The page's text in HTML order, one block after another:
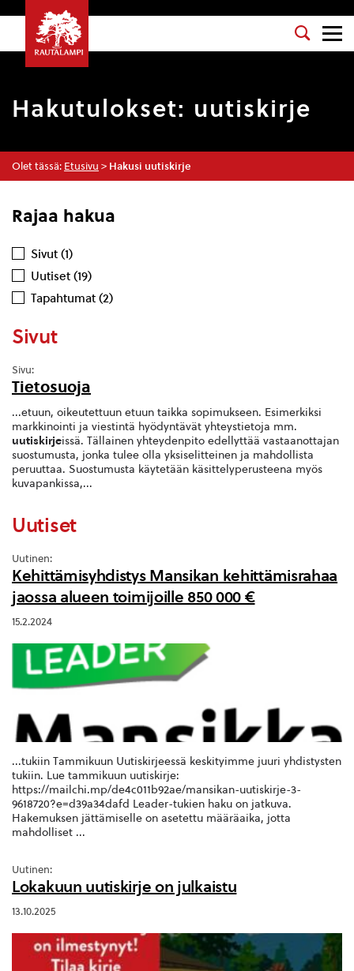
Hakutulokset: uutiskirje
Olet tässä: Etusivu > Hakusi uutiskirje
Rajaa hakua
Sivut (1)
Uutiset (19)
Tapahtumat (2)
Sivut
Sivu:
Tietosuoja
...etuun, oikeutettuun etuun taikka sopimukseen. Esimerkiksi
markkinointi ja viestintä hyödyntävät yhteystietoja mm.
uutiskirjeissä. Tällainen yhteydenpito edellyttää vastaanottajan
suostumusta, jonka tulee olla yksiselitteinen ja mahdollista
peruuttaa. Suostumusta käytetään käsittelyperusteena myös
kuvapankissa,...
Uutiset
Uutinen:
Kehittämisyhdistys Mansikan kehittämisrahaa
jaossa alueen toimijoille 850 000 €
15.2.2024
...tukiin Tammikuun Uutiskirjeessä keskityimme juuri yhdistysten
tukiin. Lue tammikuun uutiskirje:
https://mailchi.mp/de4c011b92ae/mansikan-uutiskirje-3-
9618720?e=d39a34dafd Leader-tukien haku on jatkuva.
Hakemuksen jättämiselle on asetettu määräaika, jotta
mahdolliset ...
Uutinen:
Lokakuun uutiskirje on julkaistu
13.10.2025